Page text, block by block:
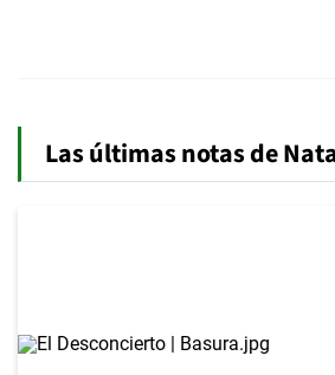
Las últimas notas de